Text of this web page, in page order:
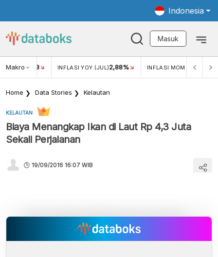
Indonesia
Masuk
Makro
USD/IDR 18 INFLASI YOY (JUL)2,88% INFLASI MOM (JUL) -
Home Data Stories Kelautan
KELAUTAN
Biaya Menangkap Ikan di Laut Rp 4,3 Juta
Sekali Perjalanan
19/09/2016 16:07 WIB